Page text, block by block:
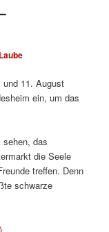
und 11. August
ein, um das
sehen, das
die Seele
treffen. Denn
schwarze